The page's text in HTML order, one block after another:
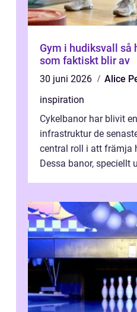
Gym i hudiksvall så hittar du träningen
som faktiskt blir av
30 juni 2026
Alice
inspiration
Cykelbanor har blivit
infrastruktur de
central roll i att främja
Dessa banor, speciellt